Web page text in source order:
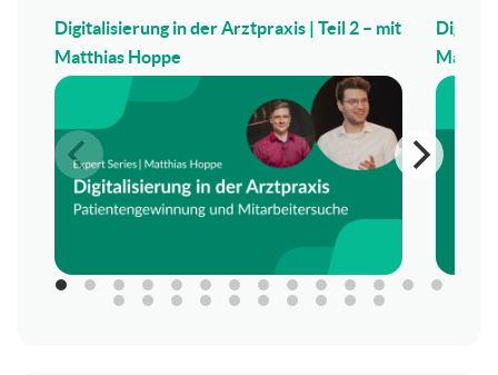
Digitalisierung in der Arztpraxis | Teil 2 – mit
Matthias Hoppe